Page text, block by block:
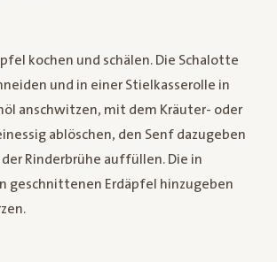
kochen und schälen. Die Schalotte
und in einer Stielkasserolle in
anschwitzen, mit dem Kräuter- oder
ablöschen, den Senf dazugeben
Rinderbrühe auffüllen. Die in
geschnittenen Erdäpfel hinzugeben